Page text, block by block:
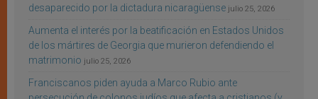
desaparecido por la dictadura nicaragüense julio 25, 2026
Aumenta el interés por la beatificación en Estados Unidos
de los mártires de Georgia que murieron defendiendo el
matrimonio julio 25, 2026
Franciscanos piden ayuda a Marco Rubio ante